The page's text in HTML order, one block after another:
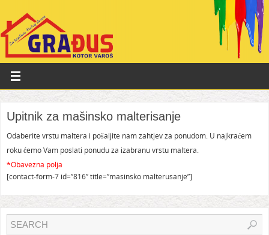
Upitnik za mašinsko malterisanje
Odaberite vrstu maltera i pošaljite nam zahtjev za ponudom. U najkraćem
roku ćemo Vam poslati ponudu za izabranu vrstu maltera.
*Obavezna polja
[contact-form-7 id=”816” title=”masinsko malterusanje”]